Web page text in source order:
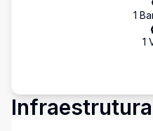
1
1
Infraestrutura